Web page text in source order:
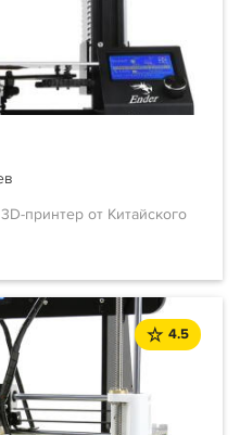
принтер от Китайского
4.5